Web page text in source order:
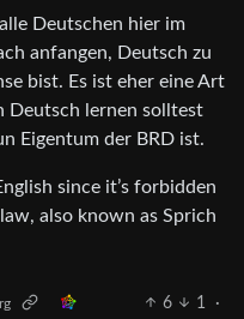
Deutschen hier im
anfangen, Deutsch zu
bist. Es ist eher eine Art
Deutsch lernen solltest
Eigentum der BRD ist.
since it’s forbidden
also known as Sprich
6 1
·